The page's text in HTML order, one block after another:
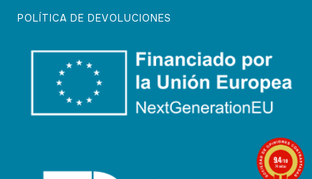
POLÍTICA DE DEVOLUCIONES
9.4/10
74 notas